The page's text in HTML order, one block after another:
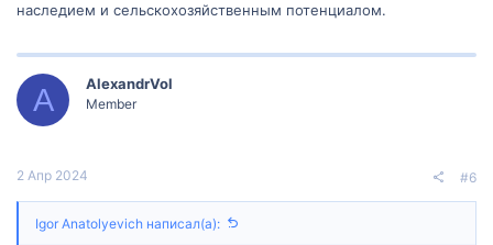
наследием и сельскохозяйственным потенциалом.
A AlexandrVol
Member
2 Апр 2024 #6
Igor Anatolyevich написал(а):